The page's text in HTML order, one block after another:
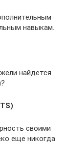
навыкам.
найдется
?
своими
еще никогда